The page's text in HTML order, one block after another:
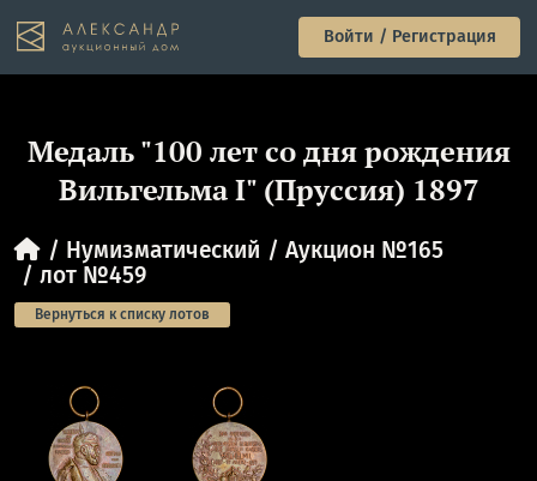
Войти / Регистрация
Медаль "100 лет со дня рождения
Вильгельма I" (Пруссия) 1897
Нумизматический
Аукцион №165
лот №459
Вернуться к списку лотов